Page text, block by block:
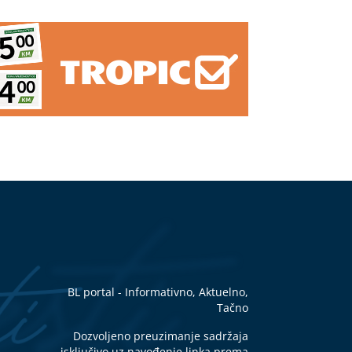
BL portal - Informativno, Aktuelno,
Tačno
Dozvoljeno preuzimanje sadržaja